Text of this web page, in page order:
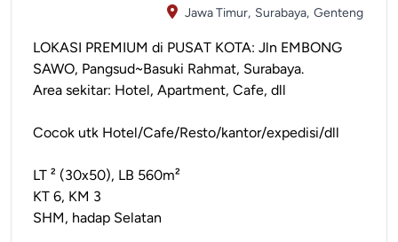
Jawa Timur, Surabaya, Genteng
LOKASI PREMIUM di PUSAT KOTA: Jln EMBONG
SAWO, Pangsud~Basuki Rahmat, Surabaya.
Area sekitar: Hotel, Apartment, Cafe, dll
Cocok utk Hotel/Cafe/Resto/kantor/expedisi/dll
LT ² (30x50), LB 560m²
KT 6, KM 3
SHM, hadap Selatan